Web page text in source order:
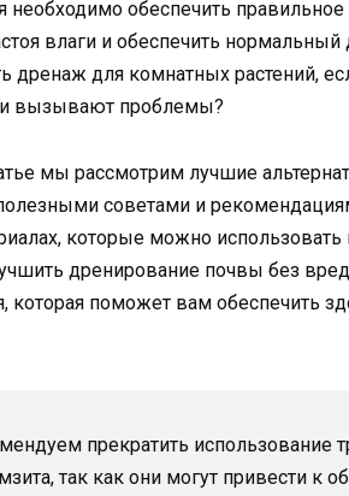
необходимо обеспечить
влаги и обеспечить
дренаж для комнатных растений,
вызывают проблемы?
мы рассмотрим лучшие
советами и
которые можно
дренирование почвы без
которая поможет вам обеспечить
прекратить использование
так как они могут привести к